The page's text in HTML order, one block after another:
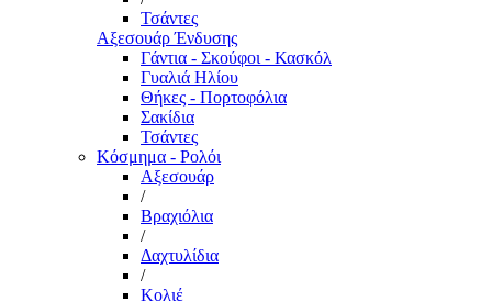
Τσάντες
Αξεσουάρ Ένδυσης
Γάντια - Σκούφοι - Κασκόλ
Γυαλιά Ηλίου
Θήκες - Πορτοφόλια
Σακίδια
Τσάντες
Κόσμημα - Ρολόι
Αξεσουάρ
/
Βραχιόλια
/
Δαχτυλίδια
/
Κολιέ